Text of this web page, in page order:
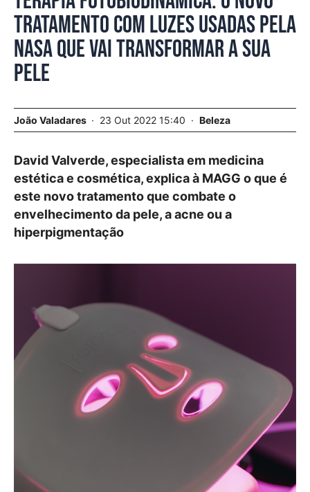
tratamento com luzes usadas pela
Nasa que vai transformar a sua
pele
João Valadares 23 Out 2022 15:40 Beleza
David Valverde, especialista em medicina
estética e cosmética, explica à MAGG o que é
este novo tratamento que combate o
envelhecimento da pele, a acne ou a
hiperpigmentação